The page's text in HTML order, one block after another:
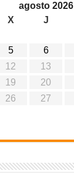
agosto 2026
X J
5 6
12 13
19 20
26 27